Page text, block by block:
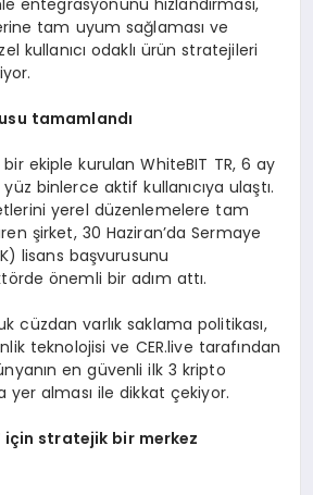
entegrasyonunu hızlandırması,
tam uyum sağlaması ve
kullanıcı odaklı ürün stratejileri
tamamlandı
ekiple kurulan WhiteBIT TR, 6 ay
binlerce aktif kullanıcıya ulaştı.
yerel düzenlemelere tam
şirket, 30 Haziran’da Sermaye
lisans başvurusunu
önemli bir adım attı.
cüzdan varlık saklama politikası,
teknolojisi ve CER.live tarafından
en güvenli ilk 3 kripto
yer alması ile dikkat çekiyor.
için stratejik bir merkez